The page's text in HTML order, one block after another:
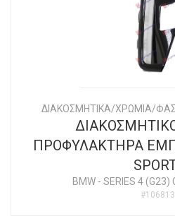
ΔΙΑΚΟΣΜΗΤΙΚΑ/ΧΡΩΜΙΑ/
ΠΡΟΦΥΛΑΚΤΗΡΑ
BMW - SERIES 4 (G23)
#106813